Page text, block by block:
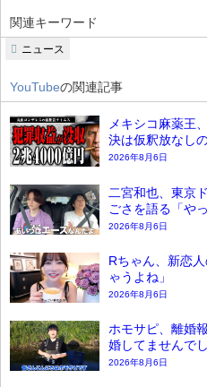
関連キーワード
ニュース
YouTubeの関連記事
メキシコ麻薬王
決は仮釈放なし
2026年8月6日
二宮和也、東京
ごさを語る「や
2026年8月6日
Rちゃん、新恋
ゃうよね」
2026年8月6日
ホモサピ、離婚
婚してませんでし
2026年8月6日